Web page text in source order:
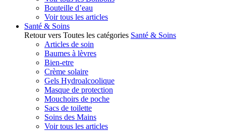
Bouteille d’eau
Voir tous les articles
Santé & Soins
Retour vers Toutes les catégories Santé & Soins
Articles de soin
Baumes à lèvres
Bien-etre
Crème solaire
Gels Hydroalcoolique
Masque de protection
Mouchoirs de poche
Sacs de toilette
Soins des Mains
Voir tous les articles